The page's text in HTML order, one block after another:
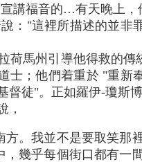
講福音的…有天晚上
："這裡所描述的並
荷馬州引導他得救的
士；他們着重於 "重
督徒"。正如羅伊-瓊斯
，
。我並不是要取笑那
幾乎每個街口都有一